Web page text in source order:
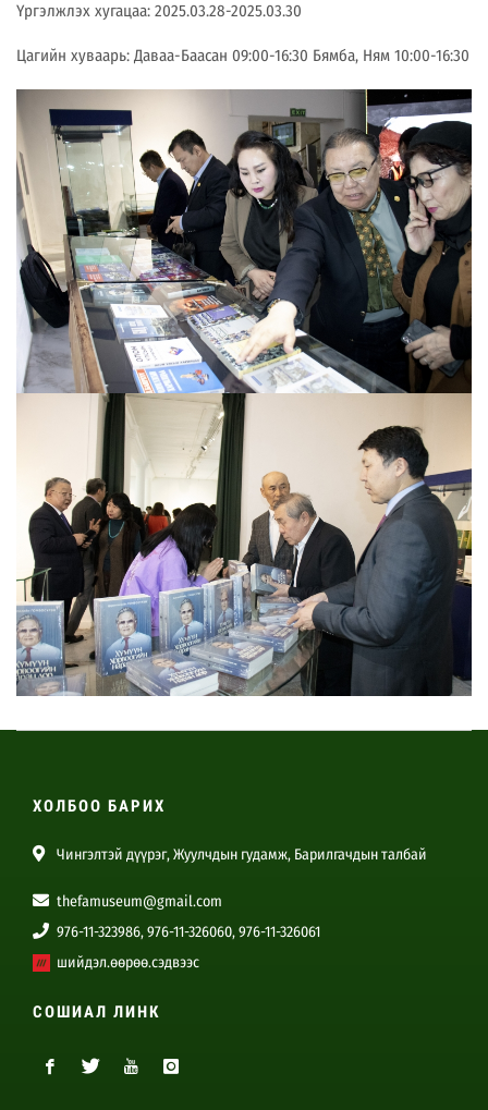
Үргэлжлэх хугацаа: 2025.03.28-2025.03.30
Цагийн хуваарь: Даваа-Баасан 09:00-16:30 Бямба, Ням 10:00-16:30
ХОЛБОО БАРИХ
Чингэлтэй дүүрэг, Жуулчдын гудамж, Барилгачдын талбай
thefamuseum@gmail.com
976-11-323986, 976-11-326060, 976-11-326061
шийдэл.өөрөө.сэдвээс
СОШИАЛ ЛИНК